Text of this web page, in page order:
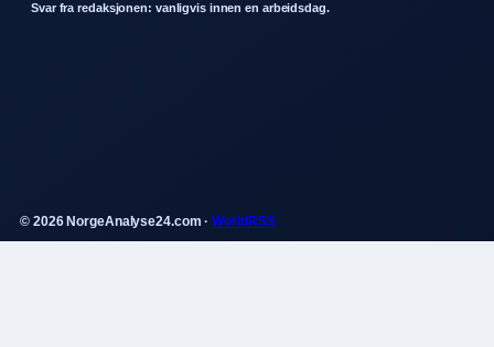
Svar fra redaksjonen: vanligvis innen en arbeidsdag.
© 2026 NorgeAnalyse24.com ·WorldRSS